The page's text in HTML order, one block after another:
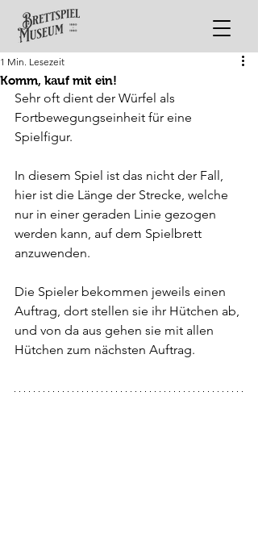
Komm, kauf mit ein!
1 Min. Lesezeit
Sehr oft dient der Würfel als
Fortbewegungseinheit für eine
Spielfigur.
In diesem Spiel ist das nicht der Fall,
hier ist die Länge der Strecke, welche
nur in einer geraden Linie gezogen
werden kann, auf dem Spielbrett
anzuwenden.
Die Spieler bekommen jeweils einen
Auftrag, dort stellen sie ihr Hütchen ab,
und von da aus gehen sie mit allen
Hütchen zum nächsten Auftrag.